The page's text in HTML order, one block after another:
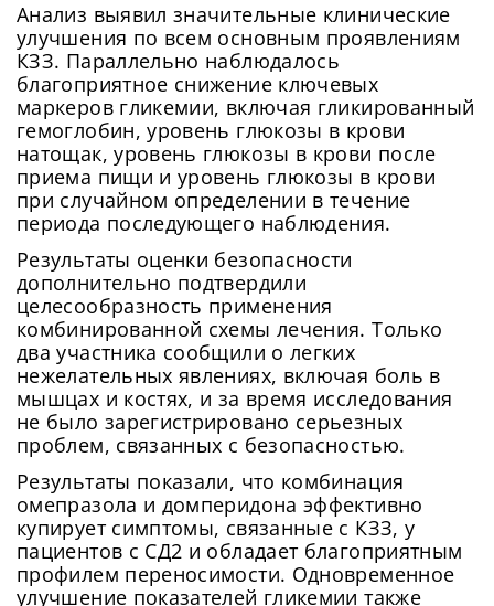
Анализ выявил значительные клинические
улучшения по всем основным проявлениям
КЗЗ. Параллельно наблюдалось
благоприятное снижение ключевых
маркеров гликемии, включая гликированный
гемоглобин, уровень глюкозы в крови
натощак, уровень глюкозы в крови после
приема пищи и уровень глюкозы в крови
при случайном определении в течение
периода последующего наблюдения.
Результаты оценки безопасности
дополнительно подтвердили
целесообразность применения
комбинированной схемы лечения. Только
два участника сообщили о легких
нежелательных явлениях, включая боль в
мышцах и костях, и за время исследования
не было зарегистрировано серьезных
проблем, связанных с безопасностью.
Результаты показали, что комбинация
омепразола и домперидона эффективно
купирует симптомы, связанные с КЗЗ, у
пациентов с СД2 и обладает благоприятным
профилем переносимости. Одновременное
улучшение показателей гликемии также